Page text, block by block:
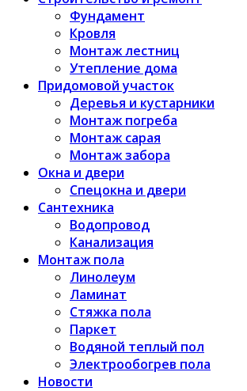
Фундамент
Кровля
Монтаж лестниц
Утепление дома
Придомовой участок
Деревья и кустарники
Монтаж погреба
Монтаж сарая
Монтаж забора
Окна и двери
Спецокна и двери
Сантехника
Водопровод
Канализация
Монтаж пола
Линолеум
Ламинат
Стяжка пола
Паркет
Водяной теплый пол
Электрообогрев пола
Новости